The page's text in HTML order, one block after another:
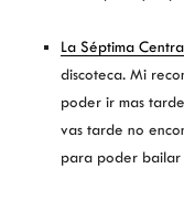
La Séptima
discoteca. Mi
poder ir mas
vas tarde no
para poder